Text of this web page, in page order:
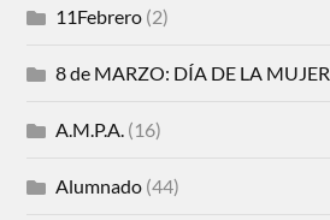
11Febrero (2)
8 de MARZO: DÍA DE LA MUJER
A.M.P.A. (16)
Alumnado (44)